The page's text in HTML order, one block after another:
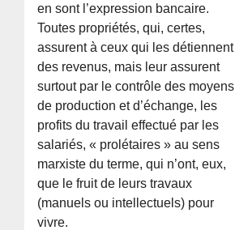
en sont l’expression bancaire.
Toutes propriétés, qui, certes,
assurent à ceux qui les détiennent
des revenus, mais leur assurent
surtout par le contrôle des moyens
de production et d’échange, les
profits du travail effectué par les
salariés, « prolétaires » au sens
marxiste du terme, qui n’ont, eux,
que le fruit de leurs travaux
(manuels ou intellectuels) pour
vivre.